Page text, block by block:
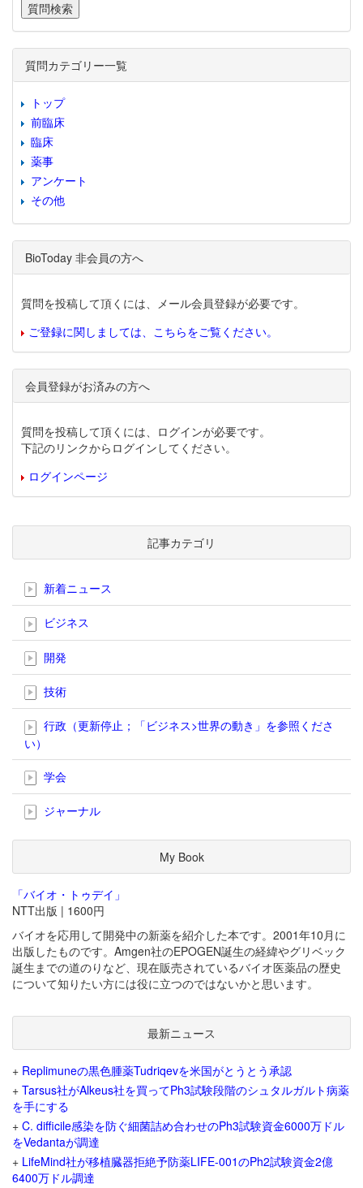
質問カテゴリー一覧
トップ
前臨床
臨床
薬事
アンケート
その他
BioToday 非会員の方へ
質問を投稿して頂くには、メール会員登録が必要です。
ご登録に関しましては、こちらをご覧ください。
会員登録がお済みの方へ
質問を投稿して頂くには、ログインが必要です。
下記のリンクからログインしてください。
ログインページ
記事カテゴリ
新着ニュース
ビジネス
開発
技術
行政（更新停止；「ビジネス>世界の動き」を参照くださ
い）
学会
ジャーナル
My Book
「バイオ・トゥデイ」
NTT出版 | 1600円
バイオを応用して開発中の新薬を紹介した本です。2001年10月に
出版したものです。Amgen社のEPOGEN誕生の経緯やグリベック
誕生までの道のりなど、現在販売されているバイオ医薬品の歴史
について知りたい方には役に立つのではないかと思います。
最新ニュース
+ Replimuneの黒色腫薬Tudriqevを米国がとうとう承認
+ Tarsus社がAlkeus社を買ってPh3試験段階のシュタルガルト病薬
を手にする
+ C. difficile感染を防ぐ細菌詰め合わせのPh3試験資金6000万ドル
をVedantaが調達
+ LifeMind社が移植臓器拒絶予防薬LIFE-001のPh2試験資金2億
6400万ドル調達